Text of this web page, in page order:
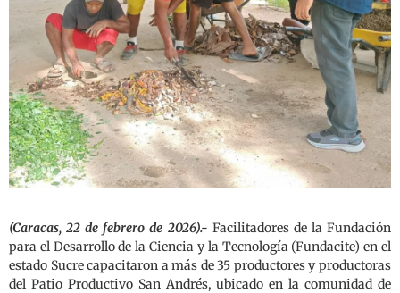
(Caracas, 22 de febrero de 2026).- Facilitadores de la Fundación
para el Desarrollo de la Ciencia y la Tecnología (Fundacite) en el
estado Sucre capacitaron a más de 35 productores y productoras
del Patio Productivo San Andrés, ubicado en la comunidad de